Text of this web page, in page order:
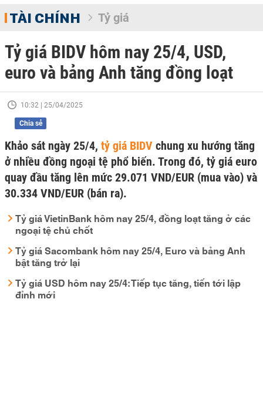
TÀI CHÍNH Tỷ giá
Tỷ giá BIDV hôm nay 25/4, USD,
euro và bảng Anh tăng đồng loạt
10:32 | 25/04/2025
Chia sẻ
Khảo sát ngày 25/4, tỷ giá BIDV chung xu hướng tăng
ở nhiều đồng ngoại tệ phổ biến. Trong đó, tỷ giá euro
quay đầu tăng lên mức 29.071 VND/EUR (mua vào) và
30.334 VND/EUR (bán ra).
Tỷ giá VietinBank hôm nay 25/4, đồng loạt tăng ở các
ngoại tệ chủ chốt
Tỷ giá Sacombank hôm nay 25/4, Euro và bảng Anh
bật tăng trở lại
Tỷ giá USD hôm nay 25/4: Tiếp tục tăng, tiến tới lập
đỉnh mới